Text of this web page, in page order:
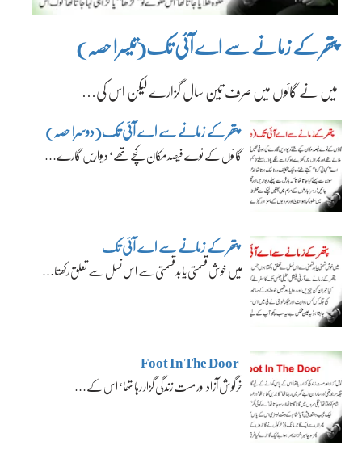
پتھر کے زمانے سے اے آئی تک(تیسرا حصہ)
میں نے گائوں میں صرف تین سال گزارے لیکن اس کی…
پتھر کے زمانے سے اے آئی تک(دوسرا حصہ)
گائوں کے نوے فیصد مکان کچے تھے‘ دیواریں گارے…
پتھر کے زمانے سے اے آئی تک
میں خوش قسمتی یا بدقسمتی سے اس نسل سے تعلق رکھتا…
Foot In The Door
خرگوش آزاد اور مست زندگی گزار رہا تھا‘ اس کے…